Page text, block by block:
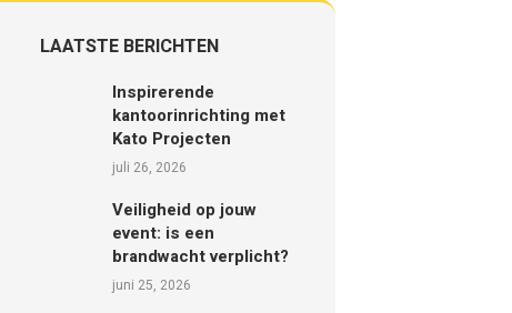
LAATSTE BERICHTEN
Inspirerende
kantoorinrichting met
Kato Projecten
juli 26, 2026
Veiligheid op jouw
event: is een
brandwacht verplicht?
juni 25, 2026